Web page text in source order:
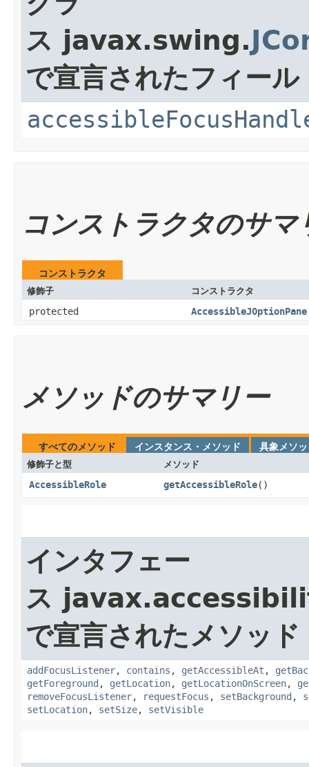
ス javax.swing.
で宣言されたフィール
コンストラクタのサマ
コンストラクタ
修飾子 コンストラクタ
protected AccessibleJOptionPane
メソッドのサマリー
すべてのメソッド インスタンス・メソッド 具象メソ
修飾子と型 メソッド
AccessibleRole getAccessibleRole()
インタフェー
ス
で宣言されたメソッド
addFocusListener, contains , getAccessibleAt ,
getForeground , getLocation, getLocationOnScreen,
removeFocusListener, requestFocus , setBackground ,
setLocation, setSize, setVisible